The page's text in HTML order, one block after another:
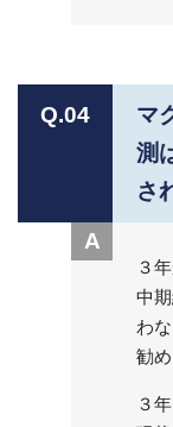
Q.04
マ
測
さ
A
３
中
わ
勧め
３